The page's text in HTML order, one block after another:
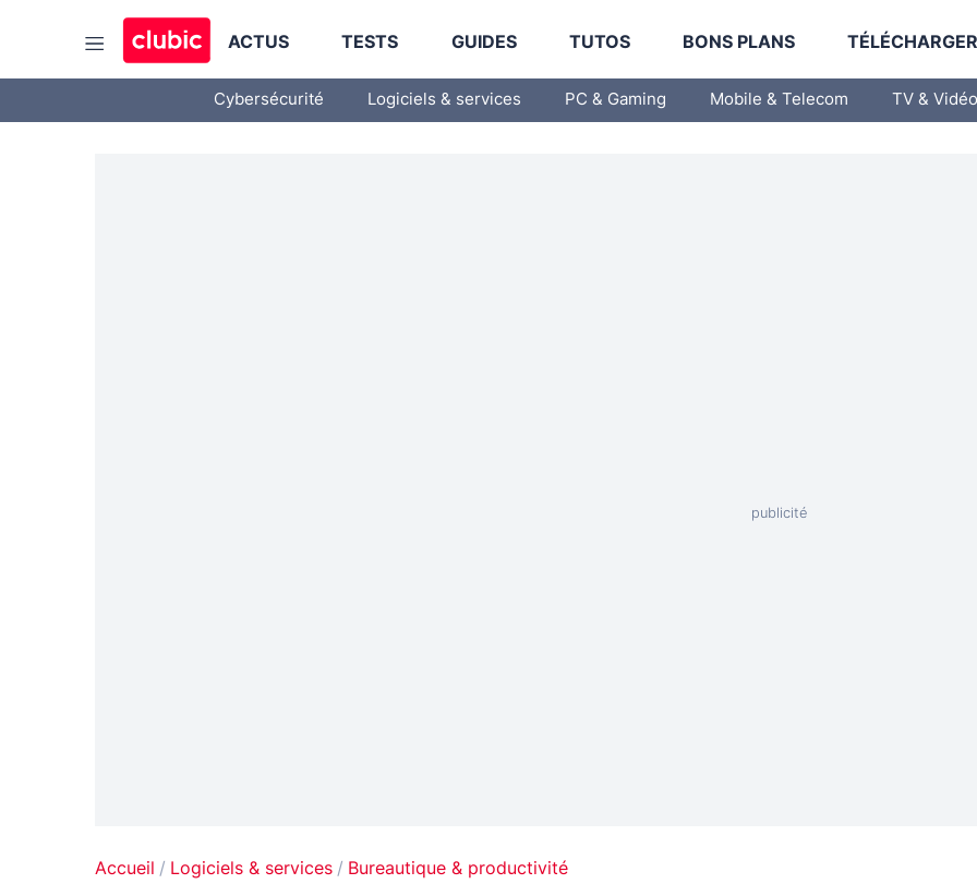
ACTUS TESTS GUIDES TUTOS BONS PLANS
Cybersécurité Logiciels & services PC & Gaming Mobile & Telecom TV & Vidéo
Accueil Logiciels & services Bureautique & productivité